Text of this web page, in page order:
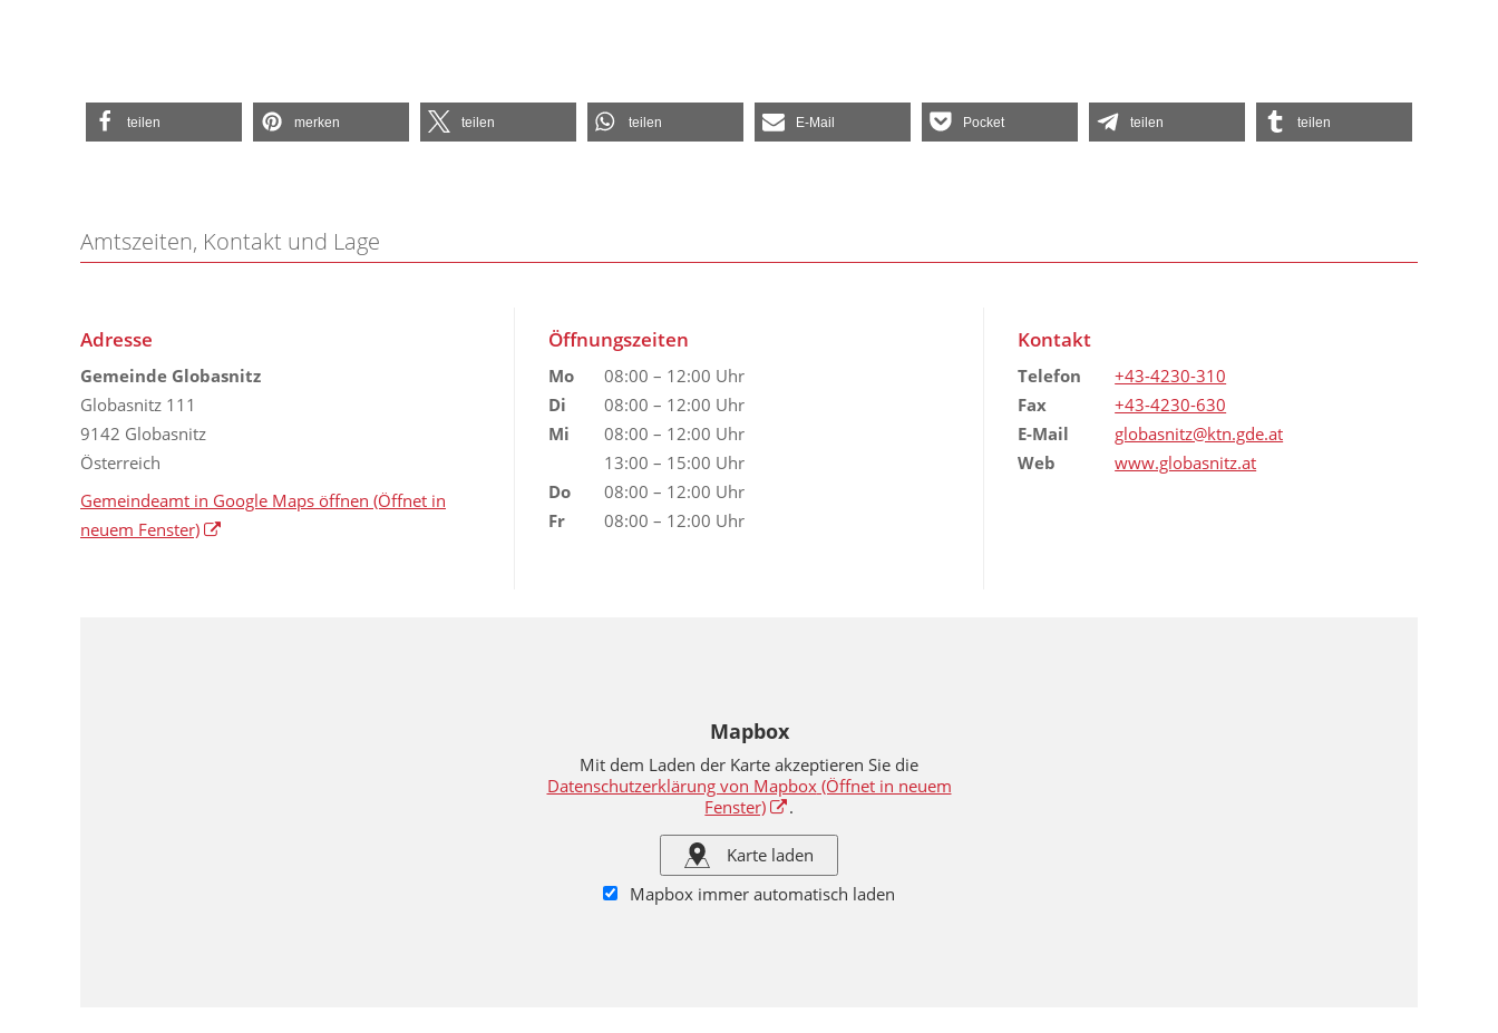
teilen merken teilen teilen E-Mail Pocket teilen teilen
Amtszeiten, Kontakt und Lage
Adresse
Gemeinde Globasnitz
Globasnitz 111
9142 Globasnitz
Österreich
Gemeindeamt in Google Maps öffnen (Öffnet in
neuem Fenster)
Öffnungszeiten
Mo
08:00 – 12:00 Uhr
Di
08:00 – 12:00 Uhr
Mi
08:00 – 12:00 Uhr
13:00 – 15:00 Uhr
Do
08:00 – 12:00 Uhr
Fr
08:00 – 12:00 Uhr
Kontakt
Telefon
+43-4230-310
Fax
+43-4230-630
E-Mail
globasnitz@ktn.gde.at
Web
www.globasnitz.at
Mapbox
Mit dem Laden der Karte akzeptieren Sie die
Datenschutzerklärung von Mapbox(Öffnet in neuem
Fenster)
.
Karte laden
Mapbox immer automatisch laden